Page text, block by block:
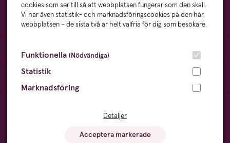
cookies som ser till så att webbplatsen fungerar som den skall.
Vi har även statistik- och marknadsföringscookies på den här
webbplatsen – de sista två är helt valfria för dig som besökare.
Funktionella (Nödvändiga)
Statistik
Marknadsföring
Detaljer
Acceptera markerade
Våra ägare
Övrigt
Dataskyddsförordningen- din digitala integritet
- en översikt över webbplatsen